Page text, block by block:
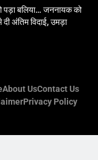
पार्क नहीं, छुट्टियों
पड़ा बलिया… जननायक को
अंतिम विदाई, उमड़ा
About UsContact Us
Privacy Policy